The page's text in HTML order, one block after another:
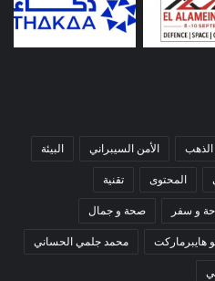
الذهب الأمن السيبراني البيئة
المحتوى تقنية
و سفر صحة و جمال
هايبرماركت محمد جلمي الحساني